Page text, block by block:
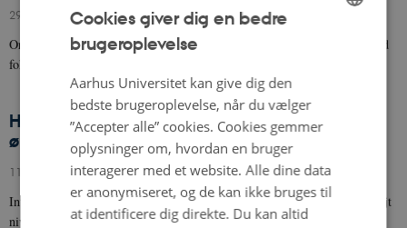
29. maj 2026
Organic RDD-projektet GLORY afholder åben mark ved AU Viborg med
fokus på raps og ærter i økologiske sædskifter.
Historisk stort antal ansøgninger til udvikling af
økologisk jordbrug
11. maj 2026
Interessen for økologisk forskning og udvikling er i år på et historisk højt
niveau. Organic RDD 12-programmet har modtaget 33 ansøgninger med
Cookies giver dig en bedre
brugeroplevelse
Aarhus Universitet kan give dig den
bedste brugeroplevelse, når du vælger
”Accepter alle” cookies. Cookies gemmer
oplysninger om, hvordan en bruger
interagerer med et website. Alle dine data
er anonymiseret, og de kan ikke bruges til
at identificere dig direkte. Du kan altid